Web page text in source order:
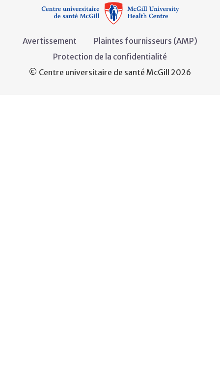
Avertissement
Plaintes fournisseurs (AMP)
Protection de la confidentialité
© Centre universitaire de santé McGill 2026